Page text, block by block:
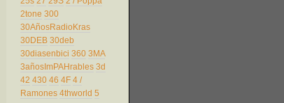
2tone 300
30AñosRadioKras
30DEB 30deb
30diasenbici 360 3MA
3añosImPAHrables 3d
42 430 46 4F 4 /
Ramones 4thworld 5